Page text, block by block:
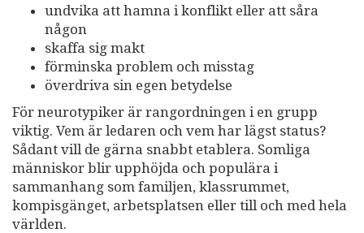
undvika att hamna i konflikt eller att såra
någon
skaffa sig makt
förminska problem och misstag
överdriva sin egen betydelse
För neurotypiker är rangordningen i en grupp
viktig. Vem är ledaren och vem har lägst status?
Sådant vill de gärna snabbt etablera. Somliga
människor blir upphöjda och populära i
sammanhang som familjen, klassrummet,
kompisgänget, arbetsplatsen eller till och med hela
världen.